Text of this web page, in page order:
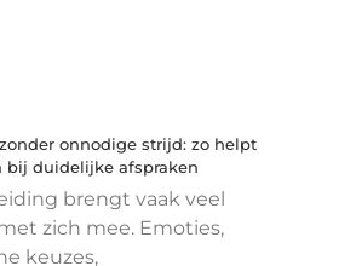
onnodige strijd: zo helpt
bij duidelijke afspraken
brengt vaak veel
zich mee. Emoties,
keuzes,